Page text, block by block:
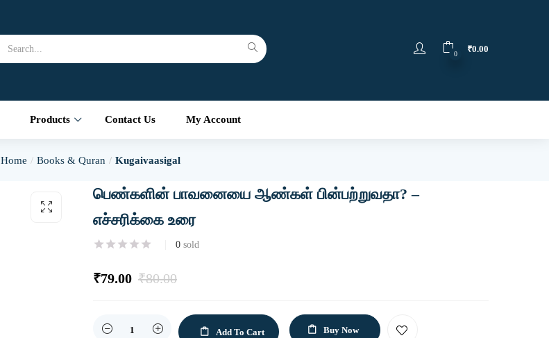
0 ₹0.00
Products Contact Us My Account
Home Books & Quran Kugaivaasigal
பெண்களின் பாவனையை ஆண்கள் பின்பற்றுவதா? –
எச்சரிக்கை உரை
0 sold
₹79.00 ₹80.00
Quantity
Add To Cart Buy Now